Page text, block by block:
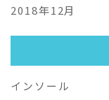
2018年12月
インソール